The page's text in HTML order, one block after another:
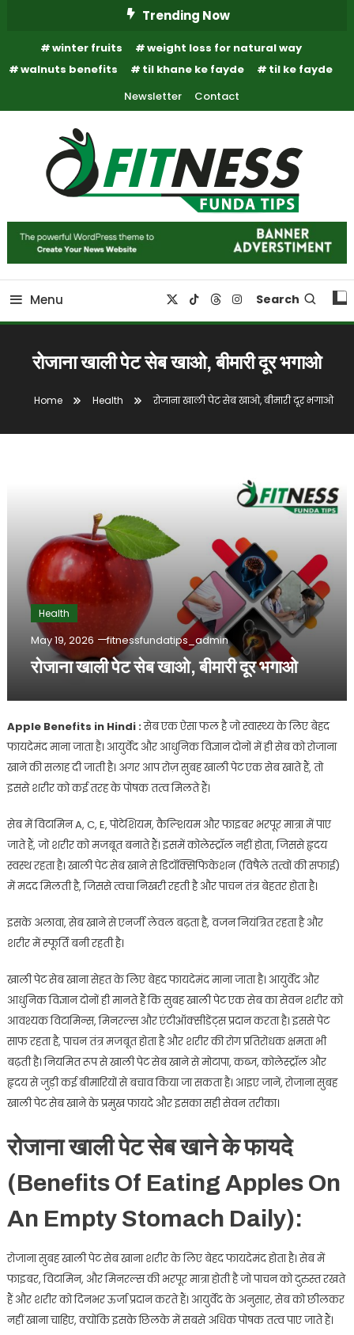
Content
Trending Now
winter fruits
weight loss for natural way
walnuts benefits
til khane ke fayde
til ke fayde
Newsletter
Contact
Fitness Funda Tips
Fitness Funda Tips
Menu Search
रोजाना खाली पेट सेब खाओ, बीमारी दूर भगाओ
Home Health रोजाना खाली पेट सेब खाओ, बीमारी दूर भगाओ
Health
May 19, 2026 fitnessfundatips_admin
रोजाना खाली पेट सेब खाओ, बीमारी दूर भगाओ
Apple Benefits in Hindi :सेब एक ऐसा फल है जो स्वास्थ्य के लिए बेहद
फायदेमंद माना जाता है। आयुर्वेद और आधुनिक विज्ञान दोनों में ही सेब को रोजाना
खाने की सलाह दी जाती है। अगर आप रोज़ सुबह खाली पेट एक सेब खाते हैं, तो
इससे शरीर को कई तरह के पोषक तत्व मिलते हैं।
सेब में विटामिन A, C, E, पोटेशियम, कैल्शियम और फाइबर भरपूर मात्रा में पाए
जाते हैं, जो शरीर को मजबूत बनाते हैं। इसमें कोलेस्ट्रॉल नहीं होता, जिससे हृदय
स्वस्थ रहता है। खाली पेट सेब खाने से डिटॉक्सिफिकेशन (विषैले तत्वों की सफाई)
में मदद मिलती है, जिससे त्वचा निखरी रहती है और पाचन तंत्र बेहतर होता है।
इसके अलावा, सेब खाने से एनर्जी लेवल बढ़ता है, वजन नियंत्रित रहता है और
शरीर में स्फूर्ति बनी रहती है।
खाली पेट सेब खाना सेहत के लिए बेहद फायदेमंद माना जाता है। आयुर्वेद और
आधुनिक विज्ञान दोनों ही मानते हैं कि सुबह खाली पेट एक सेब का सेवन शरीर को
आवश्यक विटामिन्स, मिनरल्स और एंटीऑक्सीडेंट्स प्रदान करता है। इससे पेट
साफ रहता है, पाचन तंत्र मजबूत होता है और शरीर की रोग प्रतिरोधक क्षमता भी
बढ़ती है। नियमित रूप से खाली पेट सेब खाने से मोटापा, कब्ज, कोलेस्ट्रॉल और
हृदय से जुड़ी कई बीमारियों से बचाव किया जा सकता है। आइए जानें, रोजाना सुबह
खाली पेट सेब खाने के प्रमुख फायदे और इसका सही सेवन तरीका।
रोजाना खाली पेट सेब खाने के फायदे
(Benefits Of Eating Apples On
An Empty Stomach Daily):
रोजाना सुबह खाली पेट सेब खाना शरीर के लिए बेहद फायदेमंद होता है। सेब में
फाइबर, विटामिन, और मिनरल्स की भरपूर मात्रा होती है जो पाचन को दुरुस्त रखते
हैं और शरीर को दिनभर ऊर्जा प्रदान करते हैं। आयुर्वेद के अनुसार, सेब को छीलकर
नहीं खाना चाहिए, क्योंकि इसके छिलके में सबसे अधिक पोषक तत्व पाए जाते हैं।